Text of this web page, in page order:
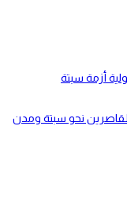
أزمة سبتة
نحو سبتة ومدن